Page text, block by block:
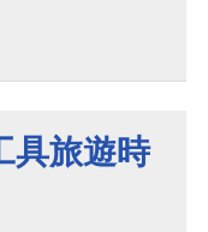
具旅遊時